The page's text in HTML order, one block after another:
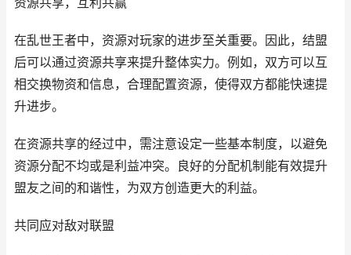
在乱世王者中，资源对玩家的进步至关重要。因此，结盟
后可以通过资源共享来提升整体实力。例如，双方可以互
相交换物资和信息，合理配置资源，使得双方都能快速提
升进步。
在资源共享的经过中，需注意设定一些基本制度，以避免
资源分配不均或是利益冲突。良好的分配机制能有效提升
盟友之间的和谐性，为双方创造更大的利益。
共同应对敌对联盟